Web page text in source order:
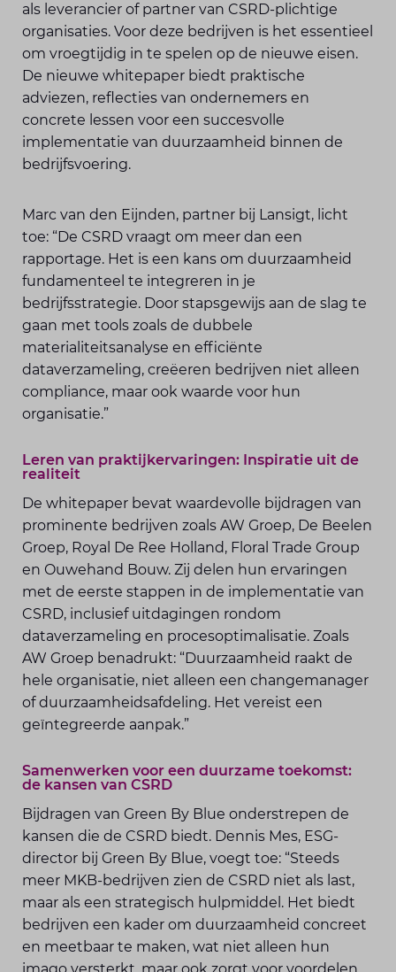
als leverancier of partner van CSRD-plichtige
organisaties. Voor deze bedrijven is het essentieel
om vroegtijdig in te spelen op de nieuwe eisen.
De nieuwe whitepaper biedt praktische
adviezen, reflecties van ondernemers en
concrete lessen voor een succesvolle
implementatie van duurzaamheid binnen de
bedrijfsvoering.
Marc van den Eijnden, partner bij Lansigt, licht
toe: “De CSRD vraagt om meer dan een
rapportage. Het is een kans om duurzaamheid
fundamenteel te integreren in je
bedrijfsstrategie. Door stapsgewijs aan de slag te
gaan met tools zoals de dubbele
materialiteitsanalyse en efficiënte
dataverzameling, creëeren bedrijven niet alleen
compliance, maar ook waarde voor hun
organisatie.”
Leren van praktijkervaringen: Inspiratie uit de
realiteit
De whitepaper bevat waardevolle bijdragen van
prominente bedrijven zoals AW Groep, De Beelen
Groep, Royal De Ree Holland, Floral Trade Group
en Ouwehand Bouw. Zij delen hun ervaringen
met de eerste stappen in de implementatie van
CSRD, inclusief uitdagingen rondom
dataverzameling en procesoptimalisatie. Zoals
AW Groep benadrukt: “Duurzaamheid raakt de
hele organisatie, niet alleen een changemanager
of duurzaamheidsafdeling. Het vereist een
geïntegreerde aanpak.”
Samenwerken voor een duurzame toekomst:
de kansen van CSRD
Bijdragen van Green By Blue onderstrepen de
kansen die de CSRD biedt. Dennis Mes, ESG-
director bij Green By Blue, voegt toe: “Steeds
meer MKB-bedrijven zien de CSRD niet als last,
maar als een strategisch hulpmiddel. Het biedt
bedrijven een kader om duurzaamheid concreet
en meetbaar te maken, wat niet alleen hun